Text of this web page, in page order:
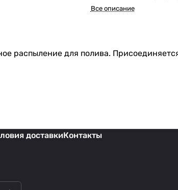
Все описание
распыление для полива.
доставкиКонтакты